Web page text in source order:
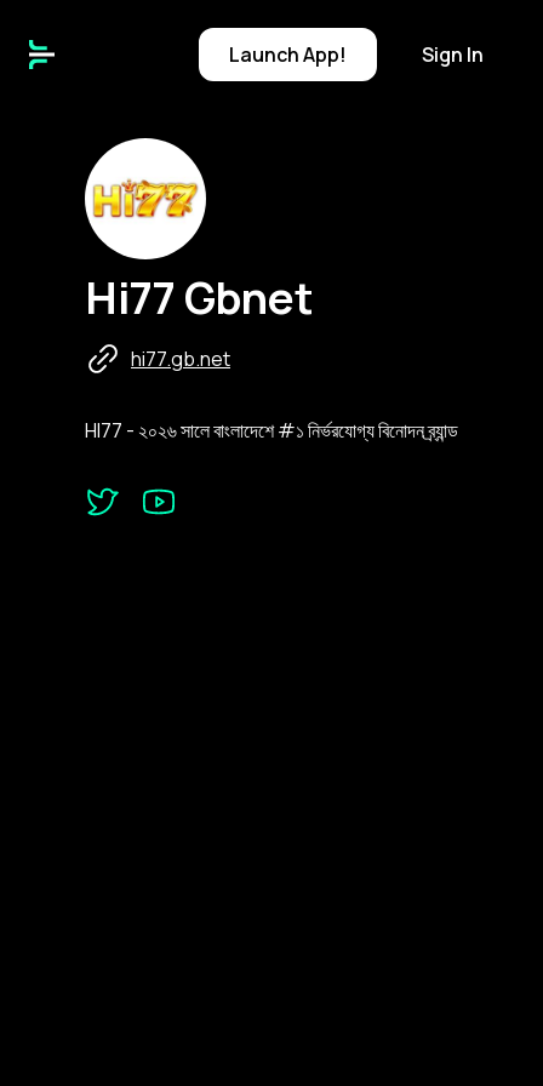
LaunchApp! Sign In
H
Hi77 Gbnet
hi77.gb.net
HI77 - ২০২৬ সালে বাংলাদেশে #১ নির্ভরযোগ্য বিনোদন ব্র্যান্ড